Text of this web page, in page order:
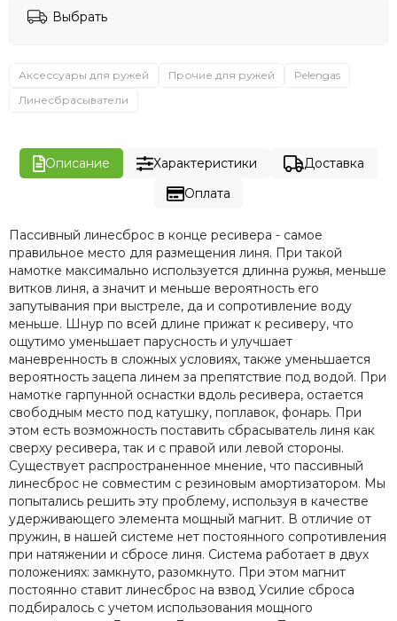
Выбрать
Аксессуары для ружей Прочие для ружей
Pelengas
Линесбрасыватели
Описание Характеристики
Доставка
Оплата
Пассивный линесброс в конце ресивера - самое
правильное место для размещения линя. При такой
намотке максимально используется длинна ружья, меньше
витков линя, а значит и меньше вероятность его
запутывания при выстреле, да и сопротивление воду
меньше. Шнур по всей длине прижат к ресиверу, что
ощутимо уменьшает парусность и улучшает
маневренность в сложных условиях, также уменьшается
вероятность зацепа линем за препятствие под водой. При
намотке гарпунной оснастки вдоль ресивера, остается
свободным место под катушку, поплавок, фонарь. При
этом есть возможность поставить сбрасыватель линя как
сверху ресивера, так и с правой или левой стороны.
Существует распространенное мнение, что пассивный
линесброс не совместим с резиновым амортизатором. Мы
попытались решить эту проблему, используя в качестве
удерживающего элемента мощный магнит. В отличие от
пружин, в нашей системе нет постоянного сопротивления
при натяжении и сбросе линя. Система работает в двух
положениях: замкнуто, разомкнуто. При этом магнит
постоянно ставит линесброс на взвод Усилие сброса
подбиралось с учетом использования мощного